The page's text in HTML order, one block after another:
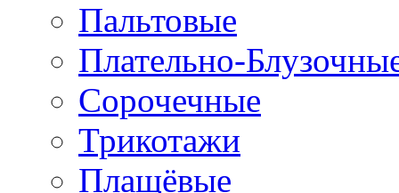
Пальтовые
Плательно-
Сорочечные
Трикотажи
Плащёвые